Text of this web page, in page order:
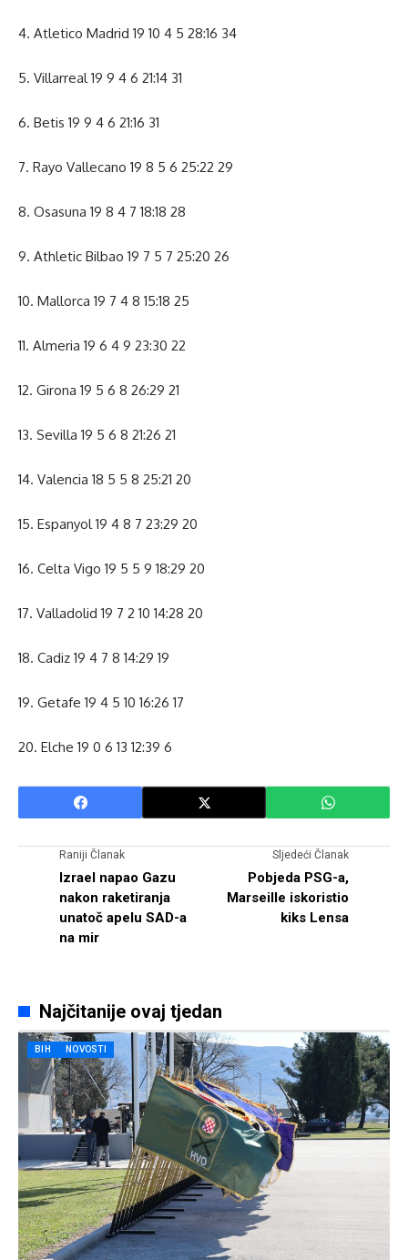
4. Atletico Madrid 19 10 4 5 28:16 34
5. Villarreal 19 9 4 6 21:14 31
6. Betis 19 9 4 6 21:16 31
7. Rayo Vallecano 19 8 5 6 25:22 29
8. Osasuna 19 8 4 7 18:18 28
9. Athletic Bilbao 19 7 5 7 25:20 26
10. Mallorca 19 7 4 8 15:18 25
11. Almeria 19 6 4 9 23:30 22
12. Girona 19 5 6 8 26:29 21
13. Sevilla 19 5 6 8 21:26 21
14. Valencia 18 5 5 8 25:21 20
15. Espanyol 19 4 8 7 23:29 20
16. Celta Vigo 19 5 5 9 18:29 20
17. Valladolid 19 7 2 10 14:28 20
18. Cadiz 19 4 7 8 14:29 19
19. Getafe 19 4 5 10 16:26 17
20. Elche 19 0 6 13 12:39 6
Raniji Članak
Izrael napao Gazu
nakon raketiranja
unatoč apelu SAD-a
na mir
Sljedeći Članak
Pobjeda PSG-a,
Marseille iskoristio
kiks Lensa
Najčitanije ovaj tjedan
BIH NOVOSTI